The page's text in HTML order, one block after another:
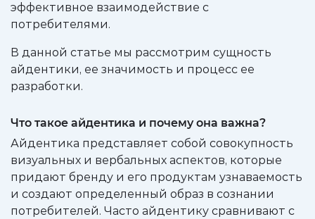
эффективное взаимодействие с
потребителями.
В данной статье мы рассмотрим сущность
айдентики, ее значимость и процесс ее
разработки.
Что такое айдентика и почему она важна?
Айдентика представляет собой совокупность
визуальных и вербальных аспектов, которые
придают бренду и его продуктам узнаваемость
и создают определенный образ в сознании
потребителей. Часто айдентику сравнивают с